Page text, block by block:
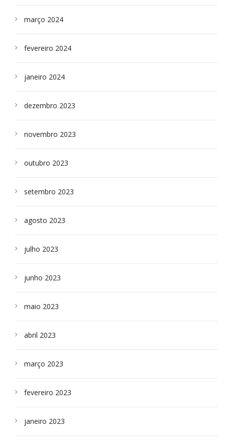
março 2024
fevereiro 2024
janeiro 2024
dezembro 2023
novembro 2023
outubro 2023
setembro 2023
agosto 2023
julho 2023
junho 2023
maio 2023
abril 2023
março 2023
fevereiro 2023
janeiro 2023